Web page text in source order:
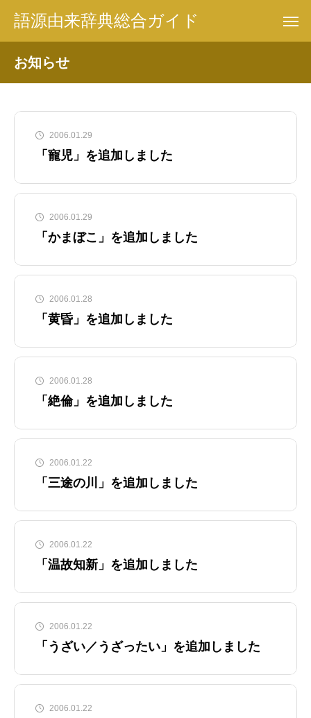
語源由来辞典総合ガイド
お知らせ
2006.01.29
「寵児」を追加しました
2006.01.29
「かまぼこ」を追加しました
2006.01.28
「黄昏」を追加しました
2006.01.28
「絶倫」を追加しました
2006.01.22
「三途の川」を追加しました
2006.01.22
「温故知新」を追加しました
2006.01.22
「うざい／うざったい」を追加しました
2006.01.22